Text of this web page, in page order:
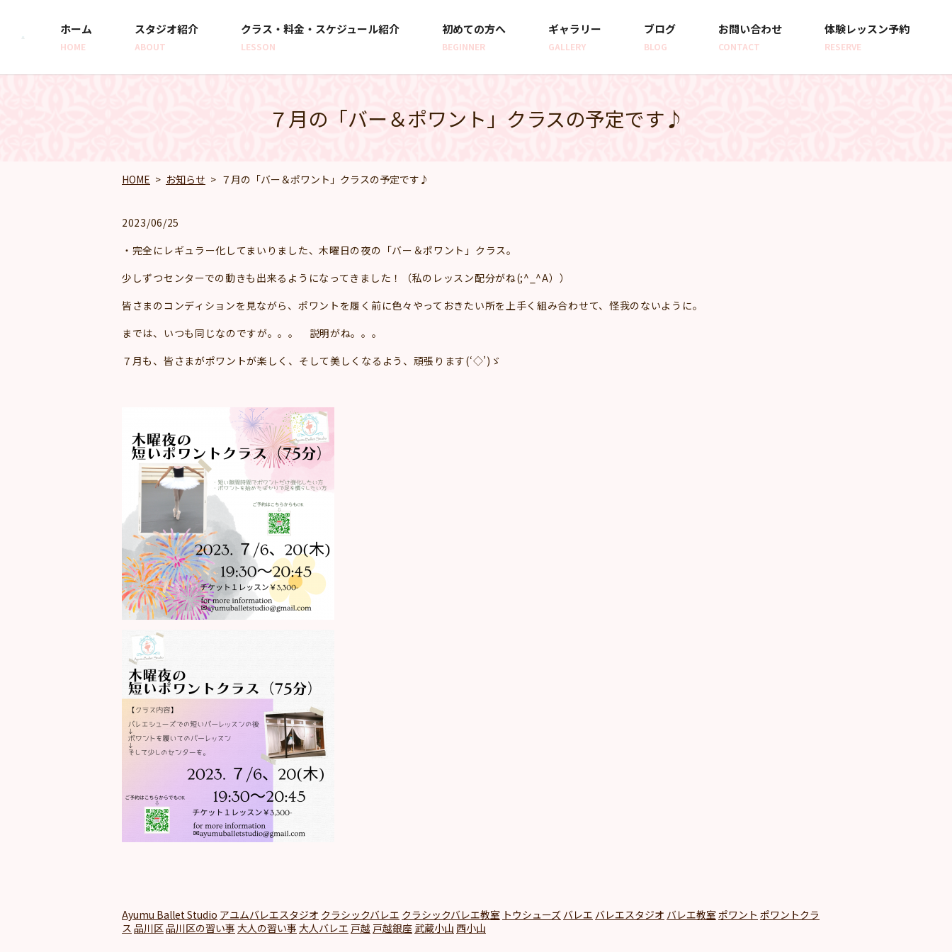
ホーム
HOME
スタジオ紹介
ABOUT
クラス・料金・スケジュール紹介
LESSON
初めての方へ
BEGINNER
ギャラリー
GALLERY
ブログ
BLOG
お問い合わせ
CONTACT
体験レッスン予約
RESERVE
７月の「バー＆ポワント」クラスの予定です♪
HOME お知らせ ７月の「バー＆ポワント」クラスの予定です♪
2023/06/25
・完全にレギュラー化してまいりました、木曜日の夜の「バー＆ポワント」クラス。
少しずつセンターでの動きも出来るようになってきました！（私のレッスン配分がね(;^_^A））
皆さまのコンディションを見ながら、ポワントを履く前に色々やっておきたい所を上手く組み合わせて、怪我のないように。
までは、いつも同じなのですが。。。 説明がね。。。
７月も、皆さまがポワントが楽しく、そして美しくなるよう、頑張ります(‘◇’)ゞ
Ayumu Ballet Studio アユムバレエスタジオ クラシックバレエ クラシックバレエ教室 トウシューズ バレエ バレエスタジオ バレエ教室 ポワント ポワントクラ
ス 品川区品川区の習い事 大人の習い事 大人バレエ 戸越 戸越銀座 武蔵小山 西小山